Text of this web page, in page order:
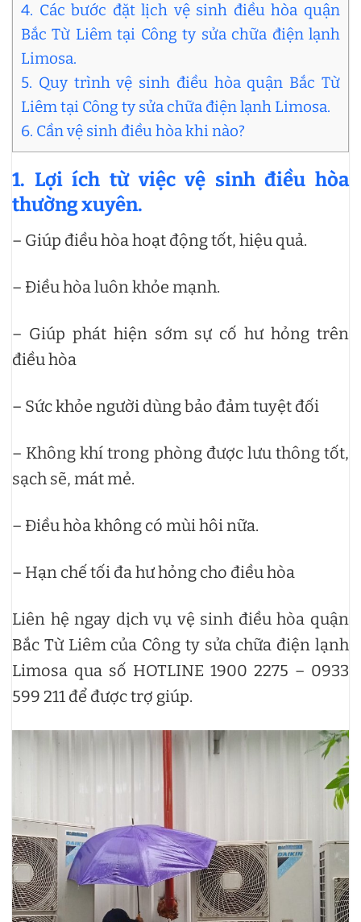
4. Các bước đặt lịch vệ sinh điều hòa quận
Bắc Từ Liêm tại Công ty sửa chữa điện lạnh
Limosa.
5. Quy trình vệ sinh điều hòa quận Bắc Từ
Liêm tại Công ty sửa chữa điện lạnh Limosa.
6. Cần vệ sinh điều hòa khi nào?
1. Lợi ích từ việc vệ sinh điều hòa
thường xuyên.
– Giúp điều hòa hoạt động tốt, hiệu quả.
– Điều hòa luôn khỏe mạnh.
– Giúp phát hiện sớm sự cố hư hỏng trên
điều hòa
– Sức khỏe người dùng bảo đảm tuyệt đối
– Không khí trong phòng được lưu thông tốt,
sạch sẽ, mát mẻ.
– Điều hòa không có mùi hôi nữa.
– Hạn chế tối đa hư hỏng cho điều hòa
Liên hệ ngay dịch vụ vệ sinh điều hòa quận
Bắc Từ Liêm của Công ty sửa chữa điện lạnh
Limosa qua số HOTLINE 1900 2275 – 0933
599 211 để được trợ giúp.